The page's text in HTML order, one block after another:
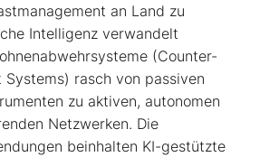
an Land zu
Intelligenz verwandelt
(Counter-
rasch von passiven
zu aktiven, autonomen
Netzwerken. Die
beinhalten KI-gestützte